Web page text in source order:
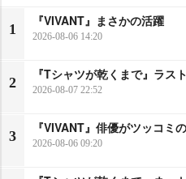
1
『VIVANT』まさかの活躍
2026-08-06 14:20
2
『Tシャツが乾くまで』ラス
2026-08-07 22:52
3
『VIVANT』俳優がツッコミ
2026-08-06 09:20